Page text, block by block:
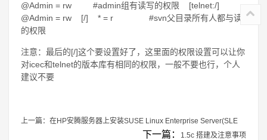
@Admin = rw #admin组有读写的权限
[telnet:/]
@Admin = rw
[/]
* = r #svn父目录所有人都与读
的权限
注意：最后的[/]这个要设置好了，这里面的权限设置可以让你
对icec和telnet的版本库有相同的权限，一般不要也行，个人
建议不要
上一篇： 在HP安腾服务器上安装SUSE Linux Enterprise Server(SLE
下一篇： 1.5c 搭建及注意事项